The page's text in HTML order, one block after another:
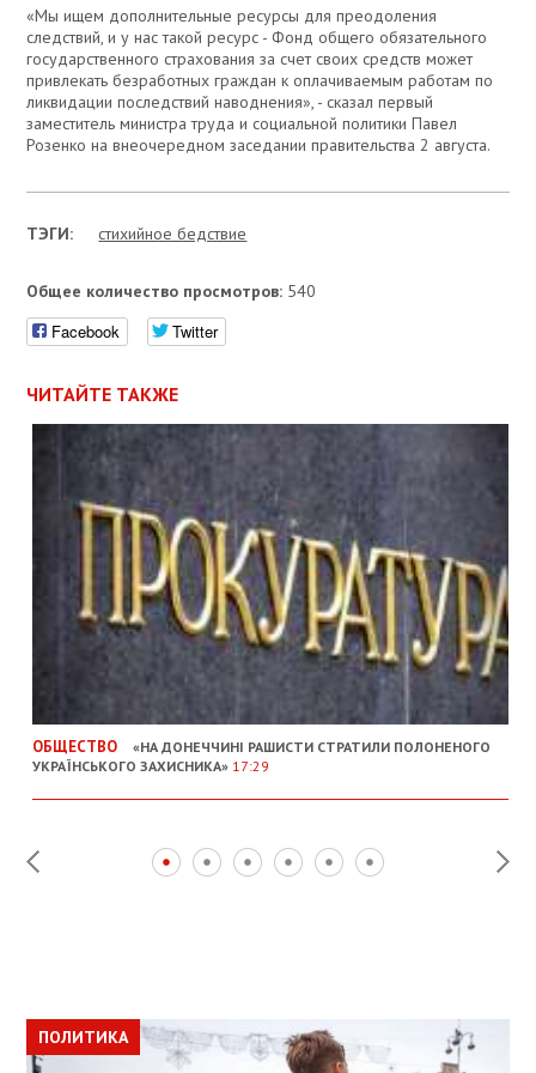
«Мы ищем дополнительные ресурсы для преодоления
следствий, и у нас такой ресурс - Фонд общего обязательного
государственного страхования за счет своих средств может
привлекать безработных граждан к оплачиваемым работам по
ликвидации последствий наводнения», - сказал первый
заместитель министра труда и социальной политики Павел
Розенко на внеочередном заседании правительства 2 августа.
ТЭГИ: стихийное бедствие
Общее количество просмотров: 540
Facebook Twitter
ЧИТАЙТЕ ТАКЖЕ
ОБЩЕСТВО
«НА ДОНЕЧЧИНІ РАШИСТИ СТРАТИЛИ ПОЛОНЕНОГО
УКРАЇНСЬКОГО ЗАХИСНИКА» 17:29
ПОЛИТИКА
ПОЛИТИКА
ОБЩЕСТВО
ПОЛИТИКА
ЭКОНОМИКА